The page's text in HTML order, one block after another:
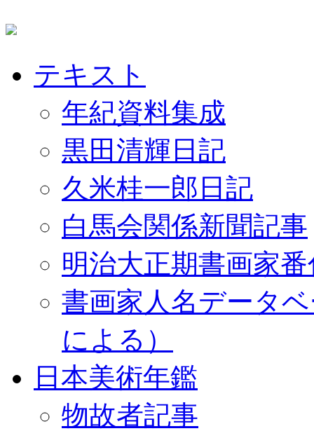
テキスト
年紀資料集成
黒田清輝日記
久米桂一郎日記
白馬会関係新聞記事
明治大正期書画家
書画家人名データ
による）
日本美術年鑑
物故者記事